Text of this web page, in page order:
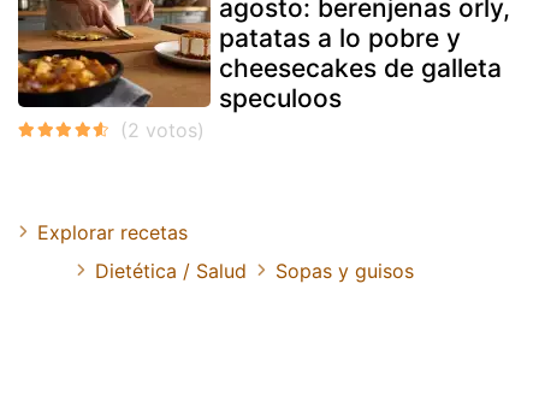
agosto: berenjenas orly,
patatas a lo pobre y
cheesecakes de galleta
speculoos
Explorar recetas
Dietética / Salud
Sopas y guisos